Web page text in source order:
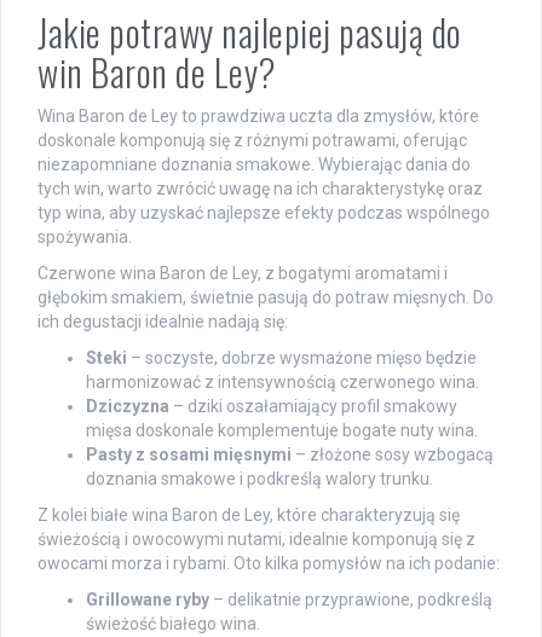
Jakie potrawy najlepiej pasują do
win Baron de Ley?
Wina Baron de Ley to prawdziwa uczta dla zmysłów, które
doskonale komponują się z różnymi potrawami, oferując
niezapomniane doznania smakowe. Wybierając dania do
tych win, warto zwrócić uwagę na ich charakterystykę oraz
typ wina, aby uzyskać najlepsze efekty podczas wspólnego
spożywania.
Czerwone wina Baron de Ley, z bogatymi aromatami i
głębokim smakiem, świetnie pasują do potraw mięsnych. Do
ich degustacji idealnie nadają się:
Steki – soczyste, dobrze wysmażone mięso będzie
harmonizować z intensywnością czerwonego wina.
Dziczyzna – dziki oszałamiający profil smakowy
mięsa doskonale komplementuje bogate nuty wina.
Pasty z sosami mięsnymi – złożone sosy wzbogacą
doznania smakowe i podkreślą walory trunku.
Z kolei białe wina Baron de Ley, które charakteryzują się
świeżością i owocowymi nutami, idealnie komponują się z
owocami morza i rybami. Oto kilka pomysłów na ich podanie:
Grillowane ryby – delikatnie przyprawione, podkreślą
świeżość białego wina.